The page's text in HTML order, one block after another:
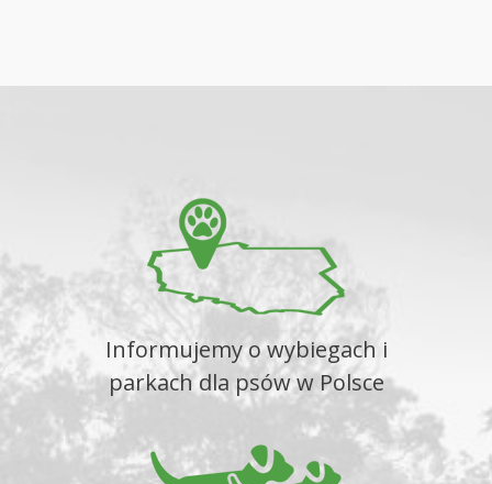
wpisu
Informujemy o wybiegach i
parkach dla psów w Polsce